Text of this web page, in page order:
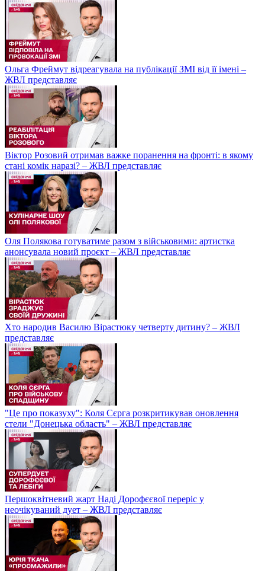
Ольга Фреймут відреагувала на публікації ЗМІ від її імені –
ЖВЛ представляє
Віктор Розовий отримав важке поранення на фронті: в якому
стані комік наразі? – ЖВЛ представляє
Оля Полякова готуватиме разом з військовими: артистка
анонсувала новий проєкт – ЖВЛ представляє
Хто народив Василю Вірастюку четверту дитину? – ЖВЛ
представляє
"Це про показуху": Коля Сєрга розкритикував оновлення
стели "Донецька область" – ЖВЛ представляє
Першоквітневий жарт Наді Дорофєєвої переріс у
неочікуваний дует – ЖВЛ представляє